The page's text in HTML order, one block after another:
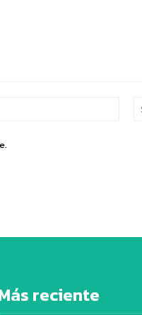
reciente